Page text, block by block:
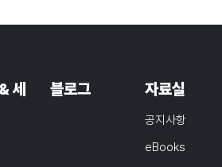
세
블로그 자료실
공지사항
eBooks